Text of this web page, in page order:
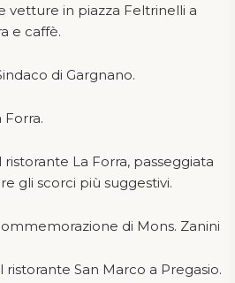
vetture in piazza Feltrinelli a
e caffè.
di Gargnano.
Forra.
ristorante La Forra, passeggiata
gli scorci più suggestivi.
di Mons. Zanini
ristorante San Marco a Pregasio.